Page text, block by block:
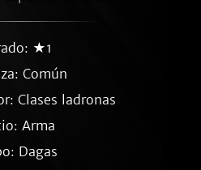
★1
Común
Clases ladronas
Arma
Dagas